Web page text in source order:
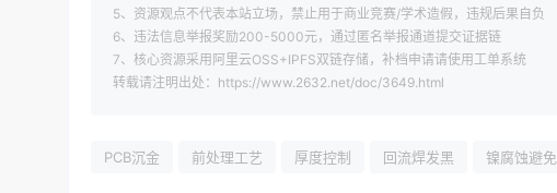
5、资源观点不代表本站立场，禁止用于商业竞赛/学术造假，违规后果自负
6、违法信息举报奖励200-5000元，通过匿名举报通道提交证据链
7、核心资源采用阿里云OSS+IPFS双链存储，补档申请请使用工单系统
转载请注明出处：https://www.2632.net/doc/3649.html
PCB沉金 前处理工艺 厚度控制 回流焊发黑 镍腐蚀避免